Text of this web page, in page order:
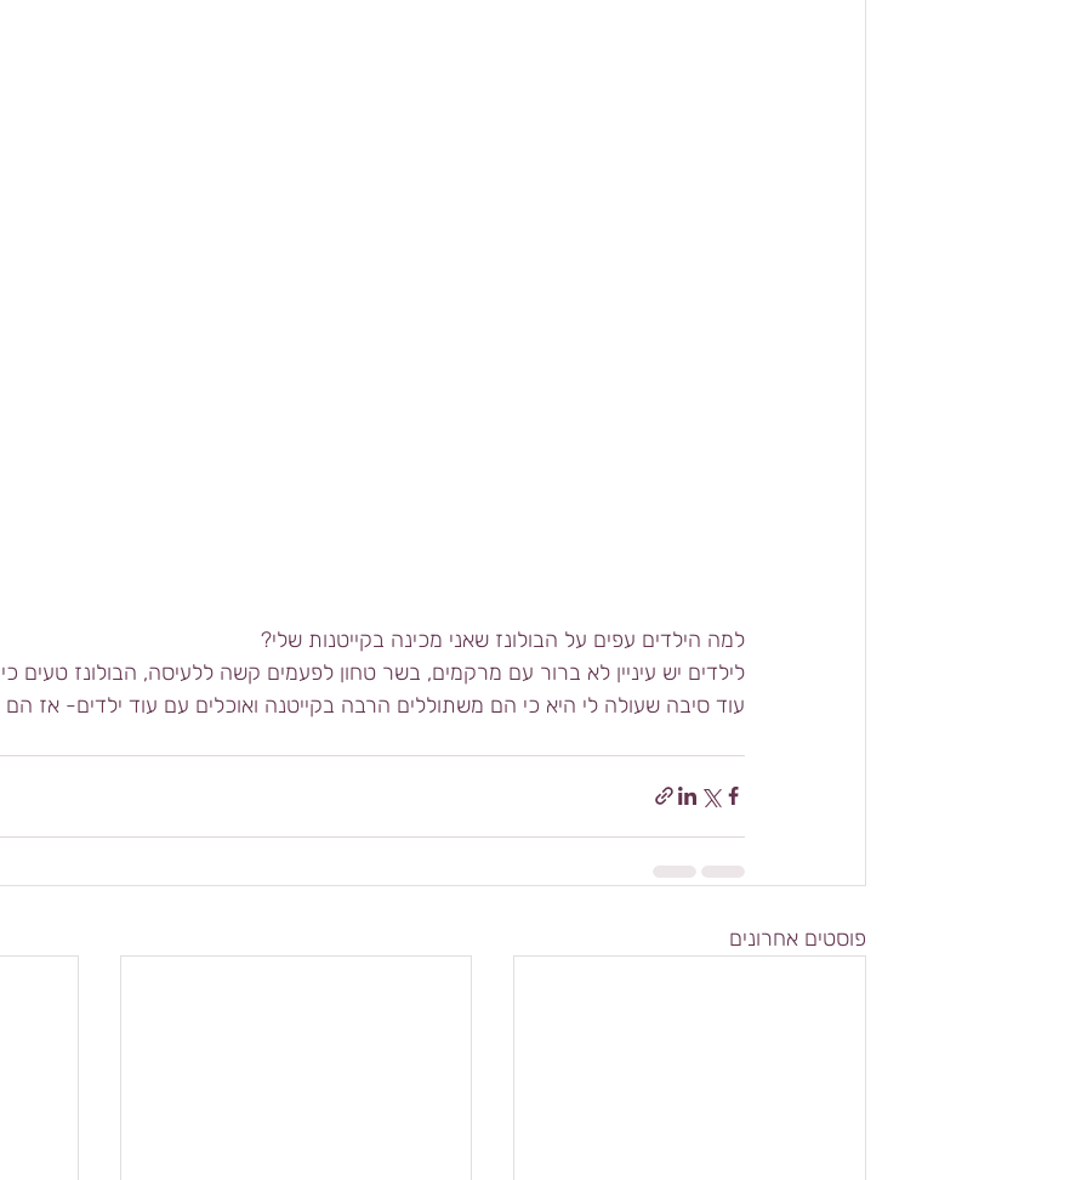
למה הילדים עפים על הבולונז שאני מכינה בקייטנות שלי?
לילדים יש עיניין לא ברור עם מרקמים, בשר טחון לפעמים קשה ללעיסה, הבולונז טעים כי
עוד סיבה שעולה לי היא כי הם משתוללים הרבה בקייטנה ואוכלים עם עוד ילדים- אז הם
פוסטים אחרונים